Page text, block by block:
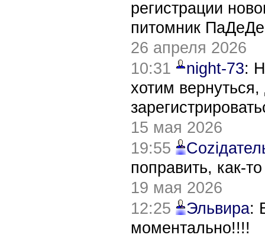
регистрации
питомник
26 апреля 2026
10:31
night-73:
хотим
15 мая 2026
19:55
поправить, как-
19 мая 2026
12:25
Эльвира:
моментально!!!!